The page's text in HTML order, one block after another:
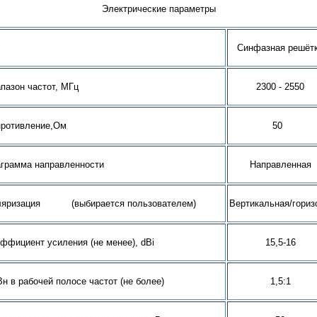
Электрические параметры
Синфазная
частот, МГц 2300 - 2550
50
направленности Направленная
(выбирается пользователем) Вертикальная/
усиления (не менее), dBi 15,5-16
в рабочей полосе частот (не более) 1,5:1